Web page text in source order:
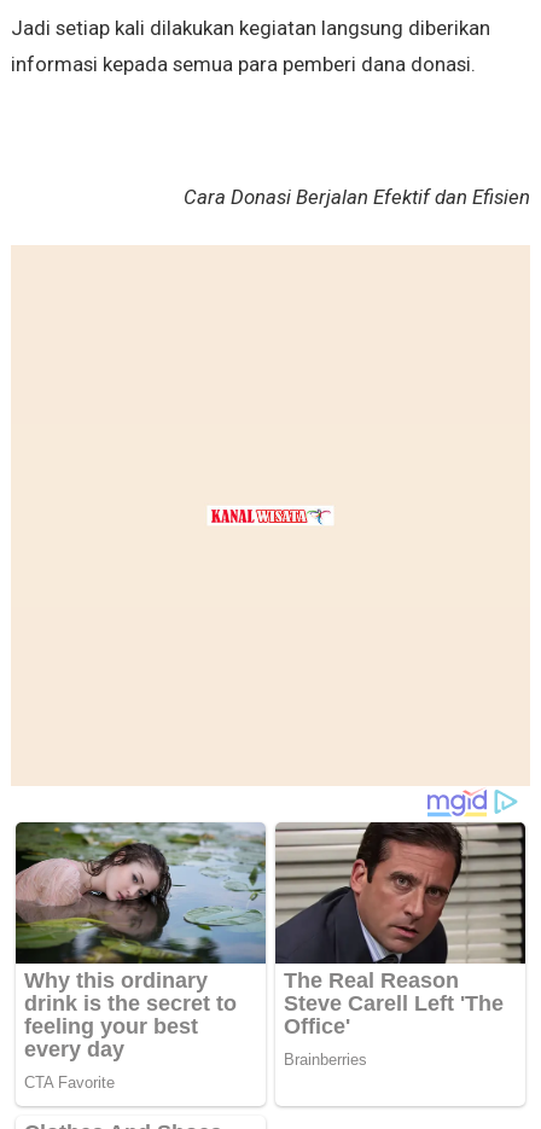
Jadi setiap kali dilakukan kegiatan langsung diberikan
informasi kepada semua para pemberi dana donasi.
Cara Donasi Berjalan Efektif dan Efisien